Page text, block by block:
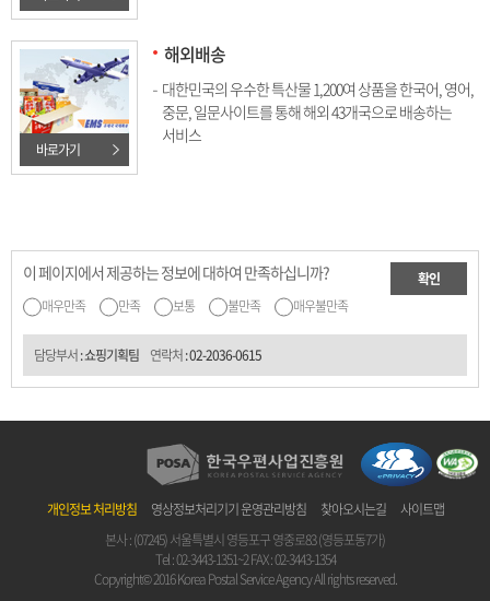
바로가기
해외배송
대한민국의 우수한 특산물 1,200여 상품을 한국어, 영어,
중문, 일문사이트를 통해 해외 43개국으로 배송하는
서비스
이 페이지에서 제공하는 정보에 대하여 만족하십니까?
매우만족 만족 보통 불만족 매우불만족
확인
담당부서: 쇼핑기획팀 연락처:02-2036-0615
개인정보 처리방침 영상정보처리기기 운영관리방침 찾아오시는길
사이트맵
본사 : (07245) 서울특별시 영등포구 영중로83 (영등포동7가)
Tel :02-3443-1351~2FAX : 02-3443-1354
Copyright© 2016 Korea Postal Service Agency All rights reserved.